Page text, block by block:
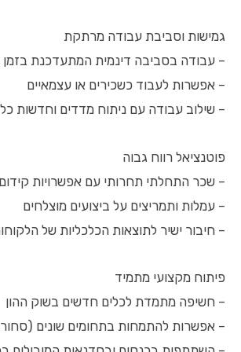
גמישות וסביבת עבודה מרתקת
– עבודה בסביבה דינמית המתעדכנת
– אפשרות לעבוד כשכירים או עצמאיים
– שילוב עבודה עם ניתוח מדדים וחדשות
פוטנציאל רווח גבוה
– שכר התחלתי תחרותי עם אפשרויות
– עמלות ותמריצים על ביצועים מוצלחים
– חיבור ישיר לתוצאות הכלכליות של
פיתוח מקצועי מתמיד
– חשיפה מתמדת לכלים חדשים בשוק ההון
– אפשרות להתמחות בתחומים שונים